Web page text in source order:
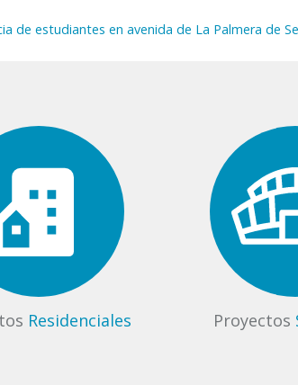
de estudiantes en avenida de La Palmera de
Residenciales Proyectos